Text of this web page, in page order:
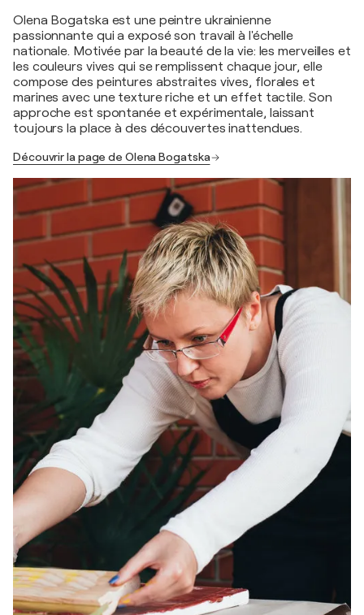
Olena Bogatska est une peintre ukrainienne
passionnante qui a exposé son travail à l'échelle
nationale. Motivée par la beauté de la vie: les merveilles et
les couleurs vives qui se remplissent chaque jour, elle
compose des peintures abstraites vives, florales et
marines avec une texture riche et un effet tactile. Son
approche est spontanée et expérimentale, laissant
toujours la place à des découvertes inattendues.
Découvrir la page de Olena Bogatska